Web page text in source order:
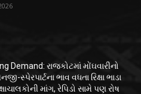
Demand: રાજકોટમાં મોંઘવારીનો
સ્પેરપાર્ટના ભાવ વધતા રિક્ષા ભાડા
માંગ, રેપિડો સામે પણ રોષ